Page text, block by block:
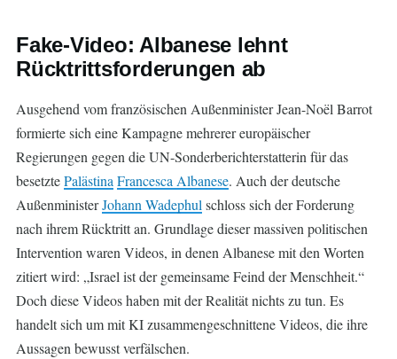
Fake-Video: Albanese lehnt
Rücktrittsforderungen ab
Ausgehend vom französischen Außenminister Jean-Noël Barrot
formierte sich eine Kampagne mehrerer europäischer
Regierungen gegen die UN-Sonderberichterstatterin für das
besetztePalästinaFrancesca Albanese. Auch der deutsche
AußenministerJohann Wadephulschloss sich der Forderung
nach ihrem Rücktritt an. Grundlage dieser massiven politischen
Intervention waren Videos, in denen Albanese mit den Worten
zitiert wird: „Israel ist der gemeinsame Feind der Menschheit.“
Doch diese Videos haben mit der Realität nichts zu tun. Es
handelt sich um mit KI zusammengeschnittene Videos, die ihre
Aussagen bewusst verfälschen.